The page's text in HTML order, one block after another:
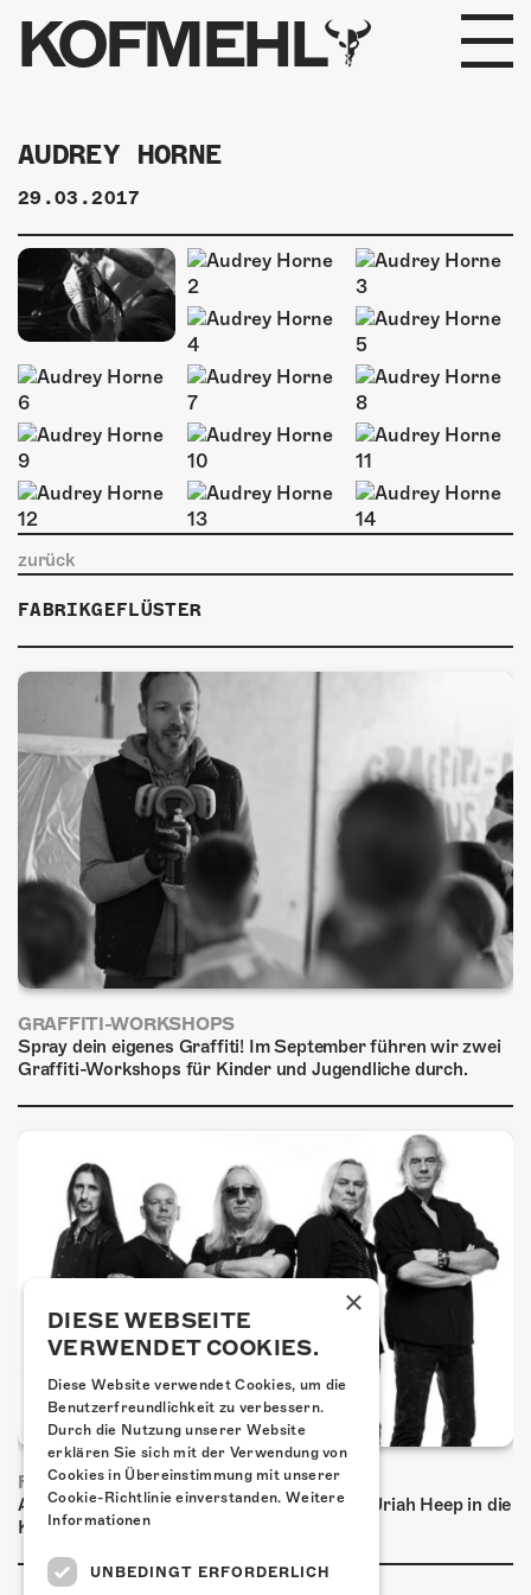
KOFMEHL
PROGRAMM
FABRIKGEFLÜSTER
GALERIE
FOTOGALERIE
PHOTOMAT
INFOS
KONTAKT
ÜBER UNS
SHOP
MITMACHEN
AUDREY HORNE
29.03.2017
zurück
FABRIKGEFLÜSTER
GRAFFITI-WORKSHOPS
Spray dein eigenes Graffiti! Im September führen wir zwei
Graffiti-Workshops für Kinder und Jugendliche durch.
FRISCH BESTÄTIGT: URIAH HEEP
Am Sonntag, 15. November 2026 kommen Uriah Heep in die
Kulturfabrik Kofmehl!
×
DIESE WEBSEITE
VERWENDET COOKIES.
Diese Website verwendet Cookies, um die
Benutzerfreundlichkeit zu verbessern.
Durch die Nutzung unserer Website
erklären Sie sich mit der Verwendung von
Cookies in Übereinstimmung mit unserer
Cookie-Richtlinie einverstanden. Weitere
Informationen
UNBEDINGT ERFORDERLICH